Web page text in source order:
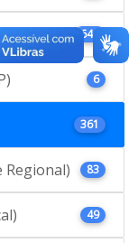
646
6
361
Regional) 83
49